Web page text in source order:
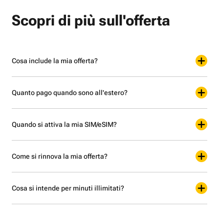
Scopri di più sull'offerta
Cosa include la mia offerta?
Quanto pago quando sono all'estero?
Quando si attiva la mia SIM/eSIM?
Come si rinnova la mia offerta?
Cosa si intende per minuti illimitati?